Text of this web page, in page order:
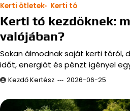
Kerti ötletek Kerti tó
Kerti tó kezdőknek:
valójában?
Sokan álmodnak saját kerti tóról,
időt, energiát és pénzt igényel
Kezdő Kertész 2026-06-25